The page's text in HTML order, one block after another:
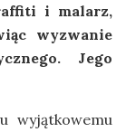
i malarz,
wyzwanie
Jego
wyjątkowemu